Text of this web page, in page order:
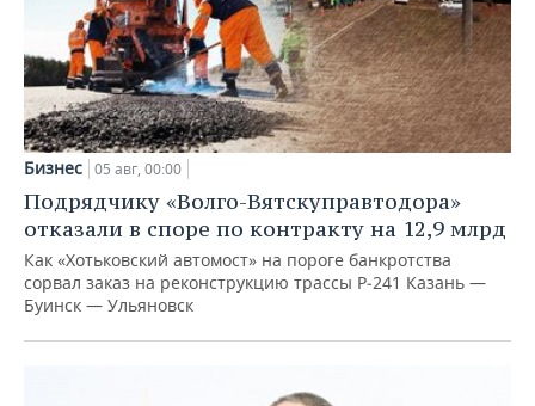
Бизнес 05 авг, 00:00
Подрядчику «Волго-Вятскуправтодора»
отказали в споре по контракту на 12,9 млрд
Как «Хотьковский автомост» на пороге банкротства
сорвал заказ на реконструкцию трассы Р‑241 Казань —
Буинск — Ульяновск